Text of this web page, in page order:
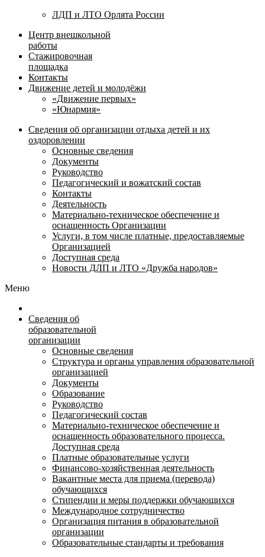
ЛДП и ЛТО Орлята России
Центр внешкольной
работы
Стажировочная
площадка
Контакты
Движение детей и молодёжи
«Движение первых»
«Юнармия»
Сведения об организации отдыха детей и их
оздоровлении
Основные сведения
Документы
Руководство
Педагогический и вожатский состав
Контакты
Деятельность
Материально-техническое обеспечение и
оснащенность Организации
Услуги, в том числе платные, предоставляемые
Организацией
Доступная среда
Новости ДЛП и ЛТО «Дружба народов»
Меню
Сведения об
образовательной
организации
Основные сведения
Структура и органы управления образовательной
организацией
Документы
Образование
Руководство
Педагогический состав
Материально-техническое обеспечение и
оснащенность образовательного процесса.
Доступная среда
Платные образовательные услуги
Финансово-хозяйственная деятельность
Вакантные места для приема (перевода)
обучающихся
Стипендии и меры поддержки обучающихся
Международное сотрудничество
Организация питания в образовательной
организации
Образовательные стандарты и требования